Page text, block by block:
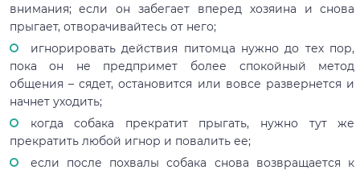
внимания; если он забегает вперед хозяина и снова
прыгает, отворачивайтесь от него;
игнорировать действия питомца нужно до тех пор,
пока он не предпримет более спокойный метод
общения – сядет, остановится или вовсе развернется и
начнет уходить;
когда собака прекратит прыгать, нужно тут же
прекратить любой игнор и повалить ее;
если после похвалы собака снова возвращается к